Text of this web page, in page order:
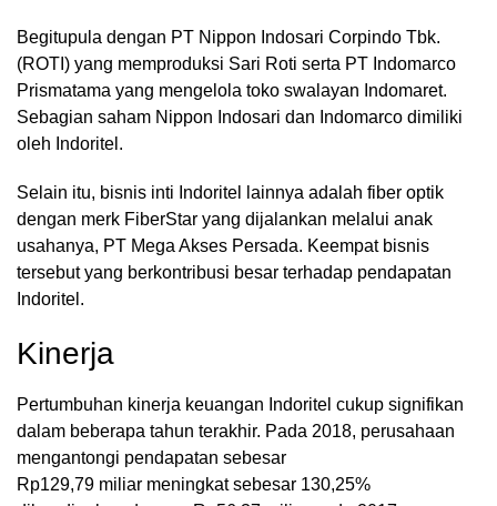
Begitupula dengan PT Nippon Indosari Corpindo Tbk.
(ROTI) yang memproduksi Sari Roti serta PT Indomarco
Prismatama yang mengelola toko swalayan Indomaret.
Sebagian saham Nippon Indosari dan Indomarco dimiliki
oleh Indoritel.
Selain itu, bisnis inti Indoritel lainnya adalah fiber optik
dengan merk FiberStar yang dijalankan melalui anak
usahanya, PT Mega Akses Persada. Keempat bisnis
tersebut yang berkontribusi besar terhadap pendapatan
Indoritel.
Kinerja
Pertumbuhan kinerja keuangan Indoritel cukup signifikan
dalam beberapa tahun terakhir. Pada 2018, perusahaan
mengantongi pendapatan sebesar
Rp129,79 miliar meningkat sebesar 130,25%